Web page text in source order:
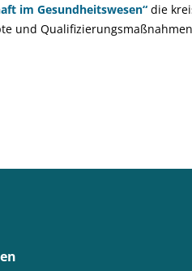
im Gesundheitswesen“ die
und